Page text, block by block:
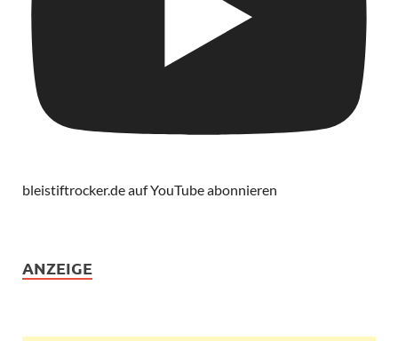
bleistiftrocker.de auf YouTube abonnieren
ANZEIGE